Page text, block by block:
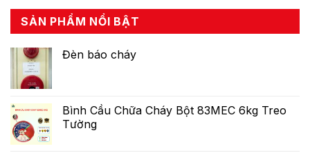
SẢN PHẨM NỔI BẬT
Đèn báo cháy
Bình Cầu Chữa Cháy Bột 83MEC 6kg Treo
Tường